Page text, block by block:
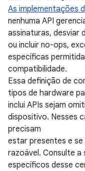
As implementações
nenhuma API
assinaturas, desviar
ou incluir no-ops,
específicas
compatibilidade.
Essa definição de
tipos de hardware
inclui APIs sejam
dispositivo. Nesses
precisam
estar presentes e
razoável. Consulte
específicos desse